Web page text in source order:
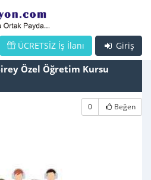
Giriş
ÜCRETSİZ İş İlanı
Özel Öğretim Kursu
0 Beğen